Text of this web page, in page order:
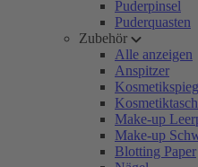
Puderpinsel
Puderquasten
Zubehör
Alle anzeigen
Anspitzer
Make-up
Make-up
Blotting Paper